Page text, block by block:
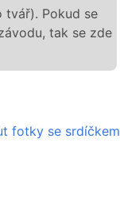
Pokud se
tak se zde
fotky se srdíčkem